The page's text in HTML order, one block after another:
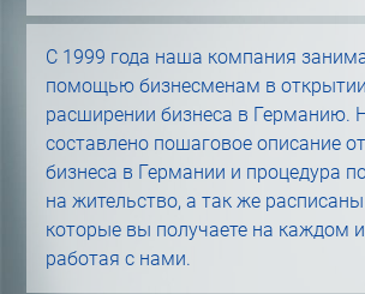
С 1999 года наша компания
помощью бизнесменам в
расширении бизнеса в Германию.
составлено пошаговое описание
бизнеса в Германии и процедура
на жительство, а так же расписаны
которые вы получаете на каждом
работая с нами.